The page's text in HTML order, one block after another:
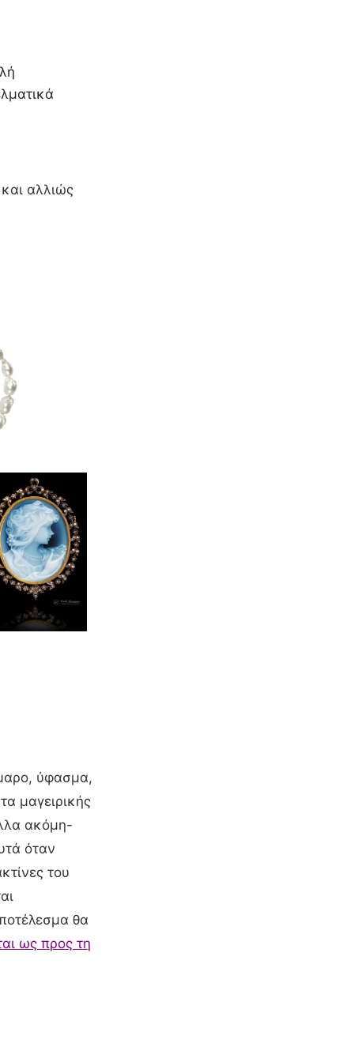
αλλιώς
ύφασμα,
μαγειρικής
ακόμη-
όταν
του
θα
ως προς τη